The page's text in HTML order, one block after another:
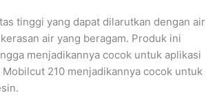
tinggi yang dapat dilarutkan dengan air
air yang beragam. Produk ini
menjadikannya cocok untuk aplikasi
210 menjadikannya cocok untuk